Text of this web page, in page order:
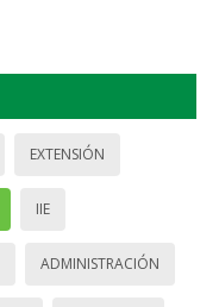
EXTENSIÓN
IIE
ADMINISTRACIÓN